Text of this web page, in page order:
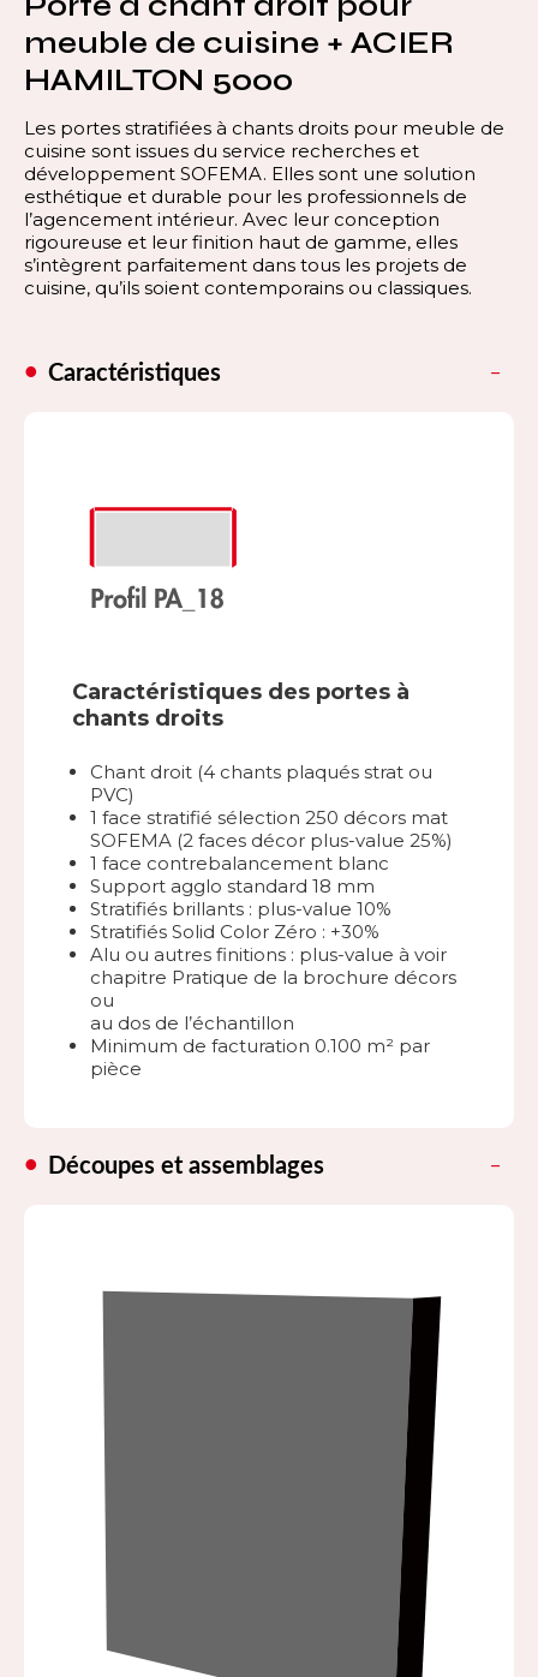
meuble de cuisine + ACIER
HAMILTON 5000
Les portes stratifiées à chants droits pour meuble de
cuisine sont issues du service recherches et
développement SOFEMA. Elles sont une solution
esthétique et durable pour les professionnels de
l’agencement intérieur. Avec leur conception
rigoureuse et leur finition haut de gamme, elles
s’intègrent parfaitement dans tous les projets de
cuisine, qu’ils soient contemporains ou classiques.
Caractéristiques
Caractéristiques des portes à
chants droits
Chant droit (4 chants plaqués strat ou
PVC)
1 face stratifié sélection 250 décors mat
SOFEMA (2 faces décor plus-value 25%)
1 face contrebalancement blanc
Support agglo standard 18 mm
Stratifiés brillants : plus-value 10%
Stratifiés Solid Color Zéro : +30%
Alu ou autres finitions : plus-value à voir
chapitre Pratique de la brochure décors
ou
au dos de l’échantillon
Minimum de facturation 0.100 m² par
pièce
Découpes et assemblages